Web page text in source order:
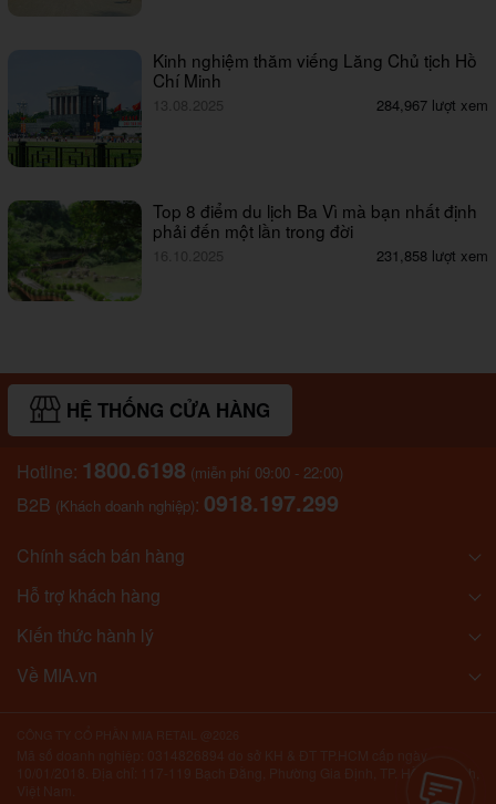
Kinh nghiệm thăm viếng Lăng Chủ tịch Hồ
Chí Minh
13.08.2025 284,967 lượt xem
Top 8 điểm du lịch Ba Vì mà bạn nhất định
phải đến một lần trong đời
16.10.2025 231,858 lượt xem
HỆ THỐNG CỬA HÀNG
Hotline: 1800.6198 (miễn phí 09:00 - 22:00)
B2B (Khách doanh nghiệp): 0918.197.299
Chính sách bán hàng
Hỗ trợ khách hàng
Kiến thức hành lý
Về MIA.vn
10/01/2018. Địa chỉ: 117-119 Bạch Đằng, Phường Gia Định, TP. Hồ Chí Minh,